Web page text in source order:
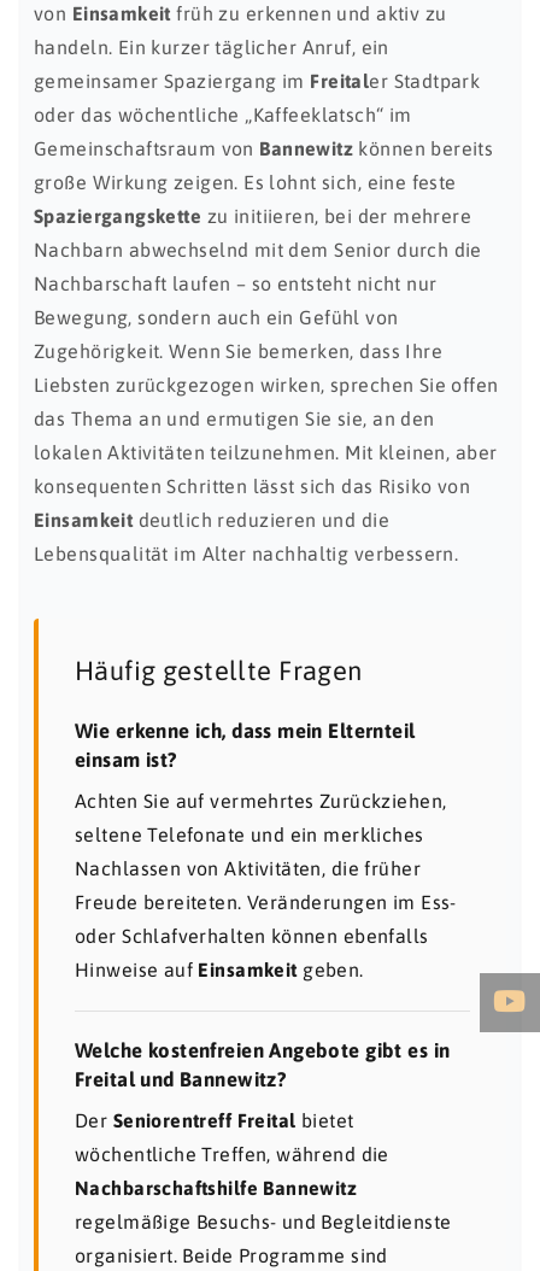
von Einsamkeit früh zu erkennen und aktiv zu
handeln. Ein kurzer täglicher Anruf, ein
gemeinsamer Spaziergang im Freitaler Stadtpark
oder das wöchentliche „Kaffeeklatsch“ im
Gemeinschaftsraum von Bannewitz können bereits
große Wirkung zeigen. Es lohnt sich, eine feste
Spaziergangskette zu initiieren, bei der mehrere
Nachbarn abwechselnd mit dem Senior durch die
Nachbarschaft laufen – so entsteht nicht nur
Bewegung, sondern auch ein Gefühl von
Zugehörigkeit. Wenn Sie bemerken, dass Ihre
Liebsten zurückgezogen wirken, sprechen Sie offen
das Thema an und ermutigen Sie sie, an den
lokalen Aktivitäten teilzunehmen. Mit kleinen, aber
konsequenten Schritten lässt sich das Risiko von
Einsamkeit deutlich reduzieren und die
Lebensqualität im Alter nachhaltig verbessern.
Häufig gestellte Fragen
Wie erkenne ich, dass mein Elternteil
einsam ist?
Achten Sie auf vermehrtes Zurückziehen,
seltene Telefonate und ein merkliches
Nachlassen von Aktivitäten, die früher
Freude bereiteten. Veränderungen im Ess-
oder Schlafverhalten können ebenfalls
Hinweise auf Einsamkeit geben.
Welche kostenfreien Angebote gibt es in
Freital und Bannewitz?
Der Seniorentreff Freital bietet
wöchentliche Treffen, während die
Nachbarschaftshilfe Bannewitz
regelmäßige Besuchs- und Begleitdienste
organisiert. Beide Programme sind